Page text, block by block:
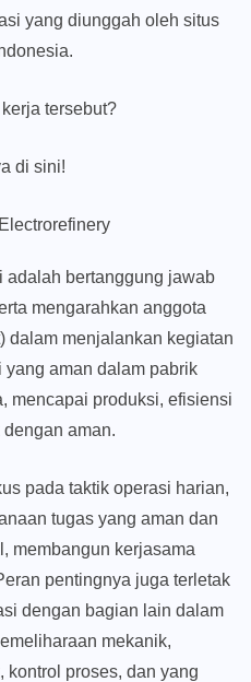
yang diunggah oleh situs
tersebut?
di sini!
adalah bertanggung jawab
mengarahkan anggota
dalam menjalankan kegiatan
yang aman dalam pabrik
mencapai produksi, efisiensi
aman.
pada taktik operasi harian,
tugas yang aman dan
membangun kerjasama
pentingnya juga terletak
dengan bagian lain dalam
mekanik,
kontrol proses, dan yang